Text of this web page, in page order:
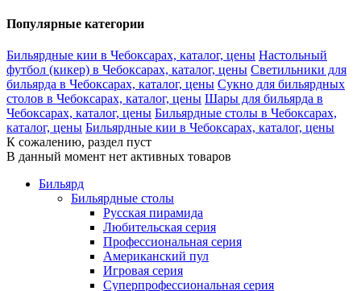
Популярные категории
Бильярдные кии в Чебоксарах, каталог, цены Настольный
футбол (кикер) в Чебоксарах, каталог, цены Светильники для
бильярда в Чебоксарах, каталог, цены Сукно для бильярдных
столов в Чебоксарах, каталог, цены Шары для бильярда в
Чебоксарах, каталог, цены Бильярдные столы в Чебоксарах,
каталог, цены Бильярдные кии в Чебоксарах, каталог, цены
К сожалению, раздел пуст
В данный момент нет активных товаров
Бильярд
Бильярдные столы
Русская пирамида
Любительская серия
Профессиональная серия
Американский пул
Игровая серия
Суперпрофессиональная серия